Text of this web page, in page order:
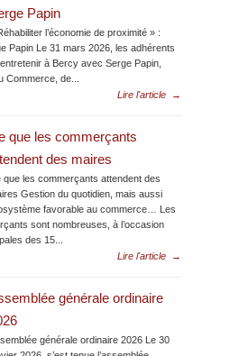
Papin
l’économie de proximité » :
Papin Le 31 mars 2026, les adhérents
à Bercy avec Serge Papin,
Commerce, de...
Lire l'article
→
que les commerçants
des maires
que les commerçants attendent des
Gestion du quotidien, mais aussi
favorable au commerce… Les
sont nombreuses, à l’occasion
des 15...
Lire l'article
→
générale ordinaire
générale ordinaire 2026 Le 30